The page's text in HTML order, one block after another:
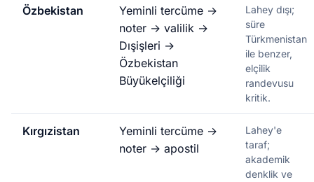
Özbekistan
Yeminli tercüme →
noter → valilik →
Dışişleri →
Özbekistan
Büyükelçiliği
Lahey dışı;
süre
Türkmenistan
ile benzer,
elçilik
randevusu
kritik.
Kırgızistan
Yeminli tercüme →
noter → apostil
Lahey'e
taraf;
akademik
denklik ve